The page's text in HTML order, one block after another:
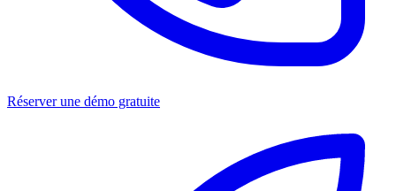
Réserver une démo gratuite